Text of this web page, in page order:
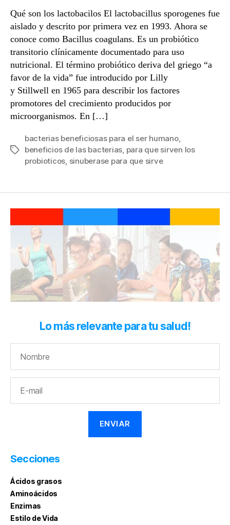
Qué son los lactobacilos El lactobacillus sporogenes fue
aislado y descrito por primera vez en 1993. Ahora se
conoce como Bacillus coagulans. Es un probiótico
transitorio clínicamente documentado para uso
nutricional. El término probiótico deriva del griego “a
favor de la vida” fue introducido por Lilly
y Stillwell en 1965 para describir los factores
promotores del crecimiento producidos por
microorganismos. En […]
Etiquetas
bacterias beneficiosas para el ser humano,
beneficios de las bacterias, para que sirven los
probioticos, sinuberase para que sirve
Lo más relevante para tu salud!
Secciones
Ácidos grasos
Aminoácidos
Enzimas
Estilo de Vida